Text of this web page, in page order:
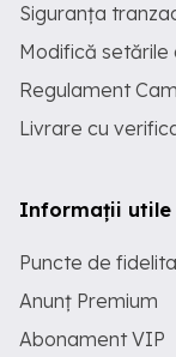
Siguranța
Modifică
Regulament
Livrare cu
Informații utile
Puncte de
Anunț Premium
Abonament VIP